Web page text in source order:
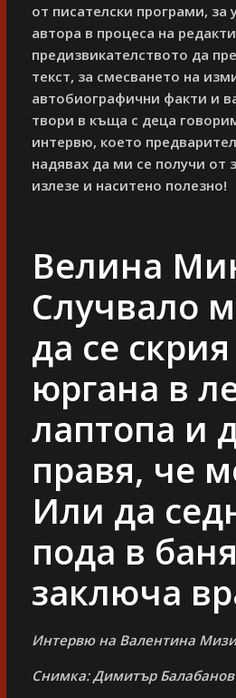
от писателски програми, за
автора в процеса на
предизвикателството да
текст, за смесването на
автобиографични факти и
твори в къща с деца
интервю, което
надявах да ми се получи от
излезе и наситено полезно!
Велина
Случвало
да се
юргана в
лаптопа и
правя, че
Или да
пода в
заключа
Интервю на Валентина
Снимка: Димитър Балабанов